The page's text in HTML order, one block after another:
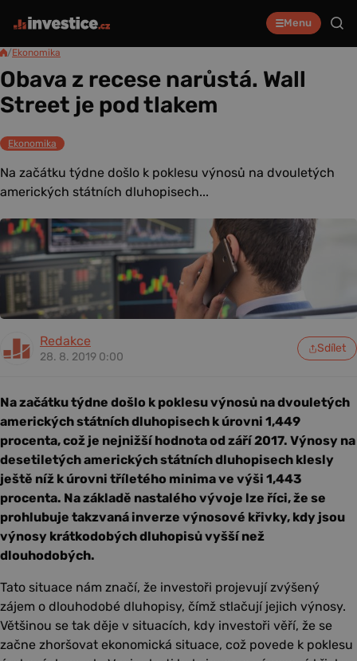
Menu
/Ekonomika
Obava z recese narůstá. Wall
Street je pod tlakem
Ekonomika
Na začátku týdne došlo k poklesu výnosů na dvouletých
amerických státních dluhopisech...
Redakce
28. 8. 2019 0:00
Sdílet
Na začátku týdne došlo k poklesu výnosů na dvouletých
amerických státních dluhopisech k úrovni 1,449
procenta, což je nejnižší hodnota od září 2017. Výnosy na
desetiletých amerických státních dluhopisech klesly
ještě níž k úrovni tříletého minima ve výši 1,443
procenta. Na základě nastalého vývoje lze říci, že se
prohlubuje takzvaná inverze výnosové křivky, kdy jsou
výnosy krátkodobých dluhopisů vyšší než
dlouhodobých.
Tato situace nám značí, že investoři projevují zvýšený
zájem o dlouhodobé dluhopisy, čímž stlačují jejich výnosy.
Většinou se tak děje v situacích, kdy investoři věří, že se
začne zhoršovat ekonomická situace, což povede k poklesu